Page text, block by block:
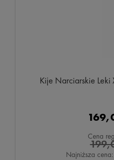
Kije Narciarskie Leki
Cena
Najniższa